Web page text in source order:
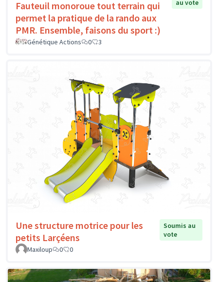
Fauteuil monoroue tout terrain qui
permet la pratique de la rando aux
PMR. Ensemble, faisons du sport :)
au vote
Génétique Actions 0 3
Une structure motrice pour les
petits Larçéens
Soumis au
vote
Maxiloup
0 0